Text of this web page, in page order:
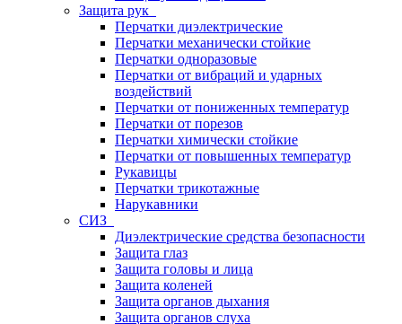
Защита рук
Перчатки диэлектрические
Перчатки механически стойкие
Перчатки одноразовые
Перчатки от вибраций и ударных
воздействий
Перчатки от пониженных температур
Перчатки от порезов
Перчатки химически стойкие
Перчатки от повышенных температур
Рукавицы
Перчатки трикотажные
Нарукавники
СИЗ
Диэлектрические средства безопасности
Защита глаз
Защита головы и лица
Защита коленей
Защита органов дыхания
Защита органов слуха